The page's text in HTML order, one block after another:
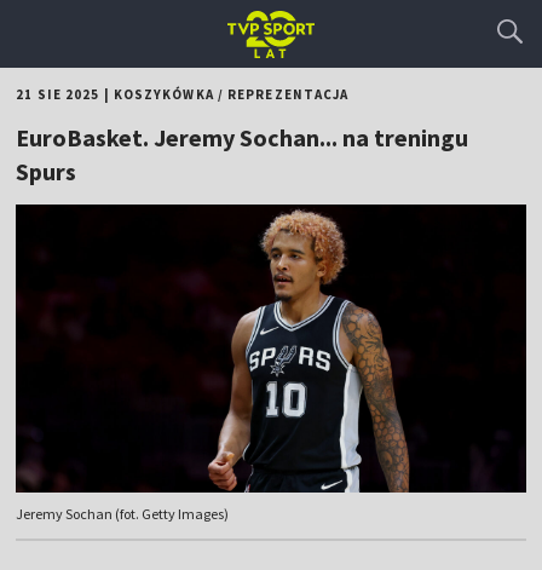
21 SIE 2025 KOSZYKÓWKA/ REPREZENTACJA
EuroBasket. Jeremy Sochan... na treningu
Spurs
Jeremy Sochan (fot. Getty Images)